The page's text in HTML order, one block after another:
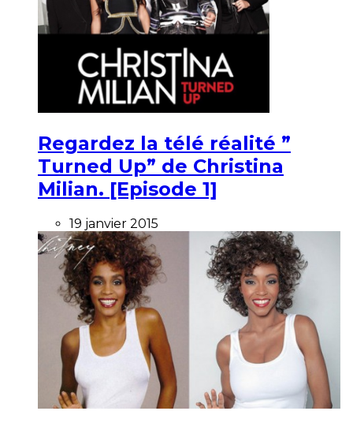
Regardez la télé réalité ”
Turned Up” de Christina
Milian. [Episode 1]
19 janvier 2015